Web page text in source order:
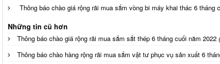
Thông báo chào giá rộng rãi mua sắm vòng bi máy khai thác 6 tháng
Những tin cũ hơn
Thông báo chào giá rộng rãi mua sắm sắt thép 6 tháng cuối năm 2022
Thông báo chào hàng rộng rãi mua sắm vật tư phục vụ sản xuất 6